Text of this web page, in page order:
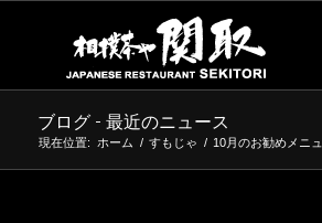
ブログ - 最近のニュース
現在位置: ホーム / すもじゃ / 10月のお勧めメニ